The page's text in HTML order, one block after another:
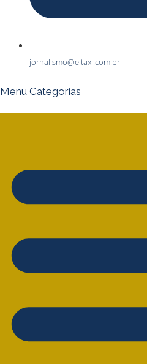
jornalismo@eitaxi.com.br
Menu Categorias